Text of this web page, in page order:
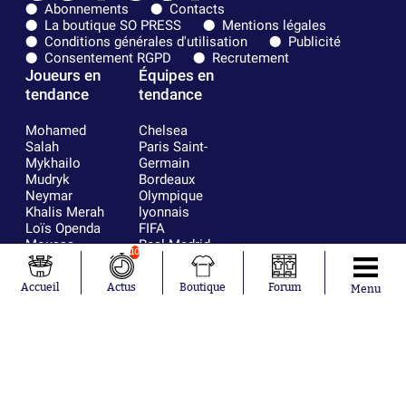
Abonnements
Contacts
La boutique SO PRESS
Mentions légales
Conditions générales d'utilisation
Publicité
Consentement RGPD
Recrutement
Joueurs en
tendance
Mohamed
Salah
Mykhailo
Mudryk
Neymar
Khalis Merah
Loïs Openda
Moussa
Niakhaté
Nicolás
Tagliafico
Équipes en
tendance
Chelsea
Paris Saint-
Germain
Bordeaux
Olympique
lyonnais
FIFA
Real Madrid
RC Strasbourg
France
Accueil
10
Actus Boutique Forum Menu